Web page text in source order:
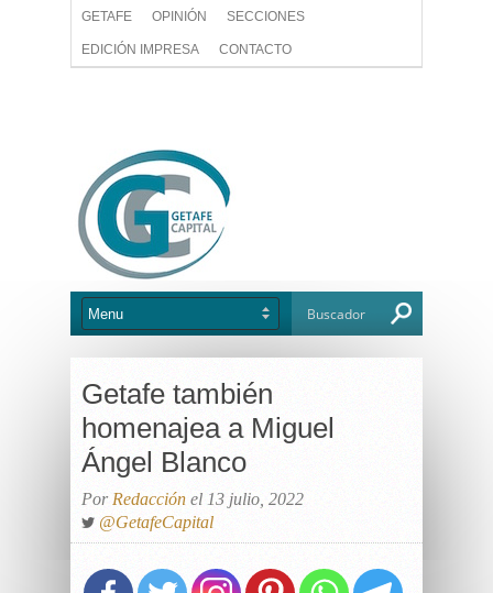
GETAFE OPINIÓN SECCIONES
EDICIÓN IMPRESA CONTACTO
Getafe también
homenajea a Miguel
Ángel Blanco
Por Redacción el 13 julio, 2022
@GetafeCapital